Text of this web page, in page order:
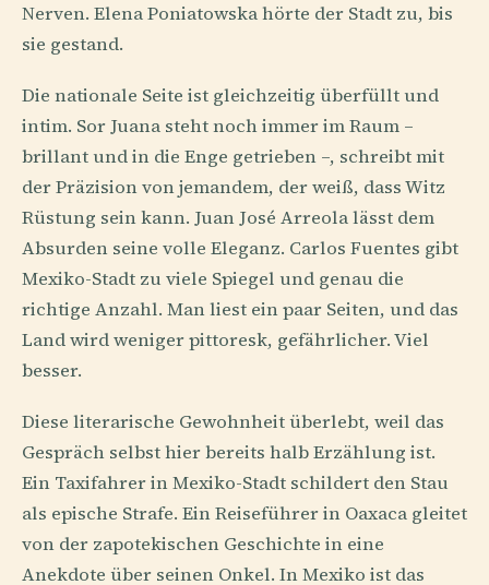
Nerven. Elena Poniatowska hörte der Stadt zu, bis
sie gestand.
Die nationale Seite ist gleichzeitig überfüllt und
intim. Sor Juana steht noch immer im Raum –
brillant und in die Enge getrieben –, schreibt mit
der Präzision von jemandem, der weiß, dass Witz
Rüstung sein kann. Juan José Arreola lässt dem
Absurden seine volle Eleganz. Carlos Fuentes gibt
Mexiko-Stadt zu viele Spiegel und genau die
richtige Anzahl. Man liest ein paar Seiten, und das
Land wird weniger pittoresk, gefährlicher. Viel
besser.
Diese literarische Gewohnheit überlebt, weil das
Gespräch selbst hier bereits halb Erzählung ist.
Ein Taxifahrer in Mexiko-Stadt schildert den Stau
als epische Strafe. Ein Reiseführer in Oaxaca gleitet
von der zapotekischen Geschichte in eine
Anekdote über seinen Onkel. In Mexiko ist das